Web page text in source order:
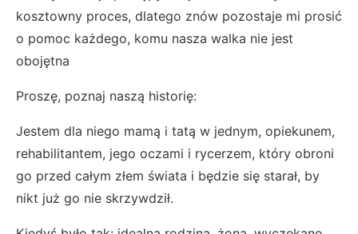
kosztowny proces, dlatego znów pozostaje mi prosić
o pomoc każdego, komu nasza walka nie jest
obojętna
Proszę, poznaj naszą historię:
Jestem dla niego mamą i tatą w jednym, opiekunem,
rehabilitantem, jego oczami i rycerzem, który obroni
go przed całym złem świata i będzie się starał, by
nikt już go nie skrzywdził.